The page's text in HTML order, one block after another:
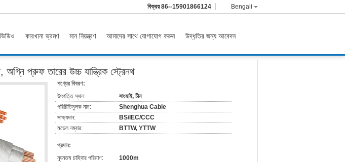
Bengali
বিক্রয়86--15901866124
ভিডিও কারখানা ভ্রমণ মান নিয়ন্ত্রণ আমাদের সাথে যোগাযোগ করুন
উদ্ধৃতির জন্য আবেদন
অগ্নি প্রুফ তারের উচ্চ যান্ত্রিক স্ট্রেনথ
পণ্যের বিবরণ:
উৎপত্তি স্থল:
সাংহাই, চীন
পরিচিতিমুলক নাম:
Shenghua Cable
সাক্ষ্যদান:
BS/IEC/CCC
মডেল নম্বার:
BTTW, YTTW
প্রদান:
ন্যূনতম চাহিদার পরিমাণ:
1000m